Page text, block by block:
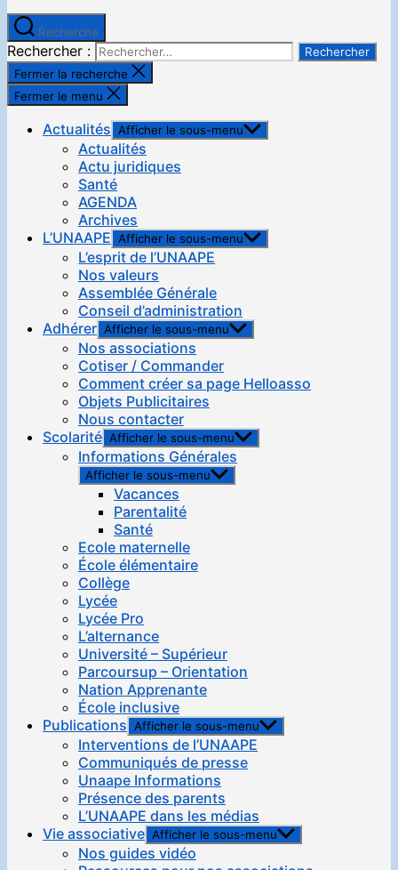
Recherche
Rechercher :
Fermer la recherche
Fermer le menu
Actualités Afficher le sous-menu
Actualités
Actu juridiques
Santé
AGENDA
Archives
L’UNAAPE Afficher le sous-menu
L’esprit de l’UNAAPE
Nos valeurs
Assemblée Générale
Conseil d’administration
Adhérer Afficher le sous-menu
Nos associations
Cotiser / Commander
Comment créer sa page Helloasso
Objets Publicitaires
Nous contacter
Scolarité Afficher le sous-menu
Informations Générales
Afficher le sous-menu
Vacances
Parentalité
Santé
Ecole maternelle
École élémentaire
Collège
Lycée
Lycée Pro
L’alternance
Université – Supérieur
Parcoursup – Orientation
Nation Apprenante
École inclusive
Publications Afficher le sous-menu
Interventions de l’UNAAPE
Communiqués de presse
Unaape Informations
Présence des parents
L’UNAAPE dans les médias
Vie associative Afficher le sous-menu
Nos guides vidéo